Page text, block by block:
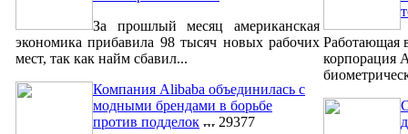
За прошлый месяц американская
экономика прибавила 98 тысяч новых рабочих
мест, так как найм сбавил...
Компания Alibaba объединилась с
модными брендами в борьбе
против подделок
29377
Работающая
корпорация